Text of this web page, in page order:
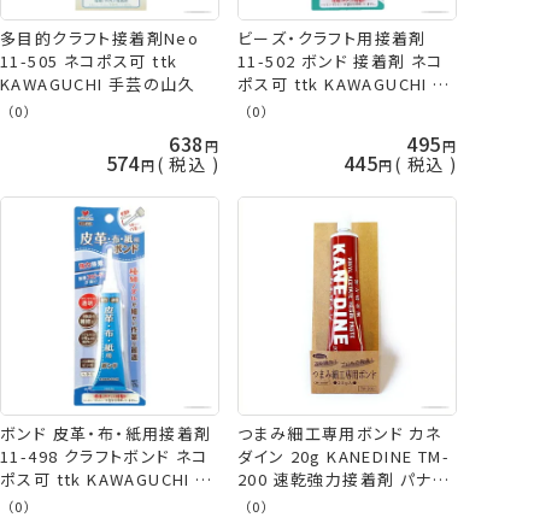
多目的クラフト接着剤Neo
11-505 ネコポス可 ttk
KAWAGUCHI 手芸の山久
（0）
638
574 税込
ビーズ・クラフト用接着剤
11-502 ボンド 接着剤 ネコ
ポス可 ttk KAWAGUCHI 手
芸の山久
（0）
495
445 税込
ボンド 皮革・布・紙用接着剤
11-498 クラフトボンド ネコ
ポス可 ttk KAWAGUCHI 手
芸の山久
（0）
つまみ細工専用ボンド カネ
ダイン 20g KANEDINE TM-
200 速乾強力接着剤 パナミ
手芸の山久
（0）